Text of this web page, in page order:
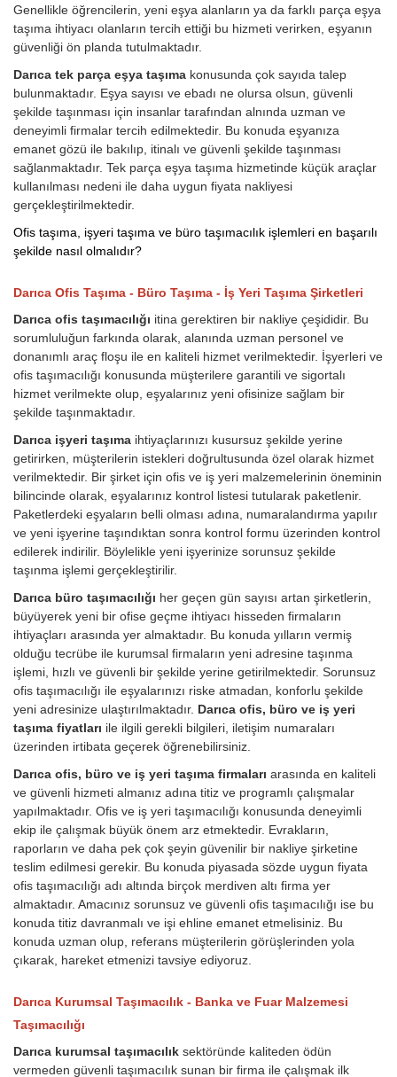
Genellikle öğrencilerin, yeni eşya alanların ya da farklı parça eşya
taşıma ihtiyacı olanların tercih ettiği bu hizmeti verirken, eşyanın
güvenliği ön planda tutulmaktadır.
Darıca tek parça eşya taşıma konusunda çok sayıda talep
bulunmaktadır. Eşya sayısı ve ebadı ne olursa olsun, güvenli
şekilde taşınması için insanlar tarafından alnında uzman ve
deneyimli firmalar tercih edilmektedir. Bu konuda eşyanıza
emanet gözü ile bakılıp, itinalı ve güvenli şekilde taşınması
sağlanmaktadır. Tek parça eşya taşıma hizmetinde küçük araçlar
kullanılması nedeni ile daha uygun fiyata nakliyesi
gerçekleştirilmektedir.
Ofis taşıma, işyeri taşıma ve büro taşımacılık işlemleri en başarılı
şekilde nasıl olmalıdır?
Darıca Ofis Taşıma - Büro Taşıma - İş Yeri Taşıma Şirketleri
Darıca ofis taşımacılığı itina gerektiren bir nakliye çeşididir. Bu
sorumluluğun farkında olarak, alanında uzman personel ve
donanımlı araç floşu ile en kaliteli hizmet verilmektedir. İşyerleri ve
ofis taşımacılığı konusunda müşterilere garantili ve sigortalı
hizmet verilmekte olup, eşyalarınız yeni ofisinize sağlam bir
şekilde taşınmaktadır.
Darıca işyeri taşıma ihtiyaçlarınızı kusursuz şekilde yerine
getirirken, müşterilerin istekleri doğrultusunda özel olarak hizmet
verilmektedir. Bir şirket için ofis ve iş yeri malzemelerinin öneminin
bilincinde olarak, eşyalarınız kontrol listesi tutularak paketlenir.
Paketlerdeki eşyaların belli olması adına, numaralandırma yapılır
ve yeni işyerine taşındıktan sonra kontrol formu üzerinden kontrol
edilerek indirilir. Böylelikle yeni işyerinize sorunsuz şekilde
taşınma işlemi gerçekleştirilir.
Darıca büro taşımacılığı her geçen gün sayısı artan şirketlerin,
büyüyerek yeni bir ofise geçme ihtiyacı hisseden firmaların
ihtiyaçları arasında yer almaktadır. Bu konuda yılların vermiş
olduğu tecrübe ile kurumsal firmaların yeni adresine taşınma
işlemi, hızlı ve güvenli bir şekilde yerine getirilmektedir. Sorunsuz
ofis taşımacılığı ile eşyalarınızı riske atmadan, konforlu şekilde
yeni adresinize ulaştırılmaktadır. Darıca ofis, büro ve iş yeri
taşıma fiyatları ile ilgili gerekli bilgileri, iletişim numaraları
üzerinden irtibata geçerek öğrenebilirsiniz.
Darıca ofis, büro ve iş yeri taşıma firmaları arasında en kaliteli
ve güvenli hizmeti almanız adına titiz ve programlı çalışmalar
yapılmaktadır. Ofis ve iş yeri taşımacılığı konusunda deneyimli
ekip ile çalışmak büyük önem arz etmektedir. Evrakların,
raporların ve daha pek çok şeyin güvenilir bir nakliye şirketine
teslim edilmesi gerekir. Bu konuda piyasada sözde uygun fiyata
ofis taşımacılığı adı altında birçok merdiven altı firma yer
almaktadır. Amacınız sorunsuz ve güvenli ofis taşımacılığı ise bu
konuda titiz davranmalı ve işi ehline emanet etmelisiniz. Bu
konuda uzman olup, referans müşterilerin görüşlerinden yola
çıkarak, hareket etmenizi tavsiye ediyoruz.
Darıca Kurumsal Taşımacılık - Banka ve Fuar Malzemesi
Taşımacılığı
Darıca kurumsal taşımacılık sektöründe kaliteden ödün
vermeden güvenli taşımacılık sunan bir firma ile çalışmak ilk